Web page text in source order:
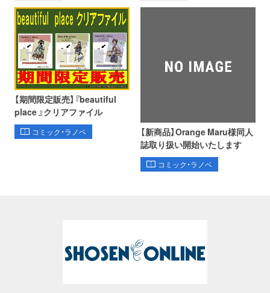
【期間限定販売】『beautiful
place 』クリアファイル
コミック・ラノベ
【新商品】Orange Maru様同人
誌取り扱い開始いたします
コミック・ラノベ